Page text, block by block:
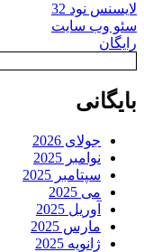
لایسنس نود 32
سئو وب سایت
رایگان
بایگانی
جولای 2026
نوامبر 2025
سپتامبر 2025
می 2025
آوریل 2025
مارس 2025
ژانویه 2025